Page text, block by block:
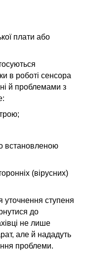
плати або
в роботі сенсора
й проблемами з
встановленою
(вірусних)
уточнення ступеня
до
не лише
але й нададуть
проблеми.